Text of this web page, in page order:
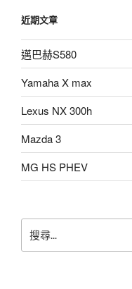
近期文章
邁巴赫S580
Yamaha X max
Lexus NX 300h
Mazda 3
MG HS PHEV
尋